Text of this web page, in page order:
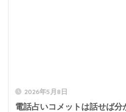
2026年5月8日
電話占いコメットは話せば分